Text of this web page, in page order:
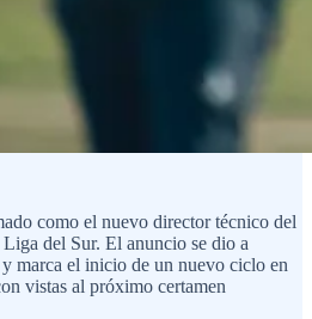
como el nuevo director técnico del
del Sur. El anuncio se dio a
marca el inicio de un nuevo ciclo en
vistas al próximo certamen